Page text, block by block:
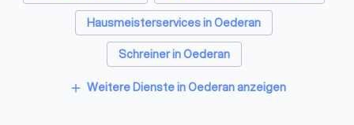
Hausmeisterservices in Oederan
Schreiner in Oederan
Rohrreinigungsbetriebe in Oederan
add Weitere Dienste in Oederan anzeigen